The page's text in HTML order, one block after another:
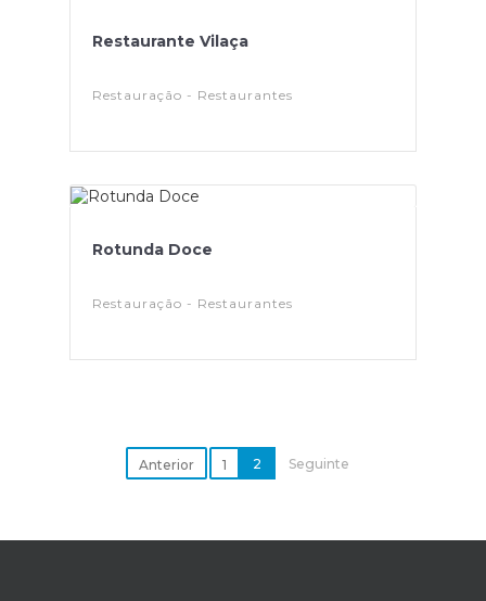
Restaurante Vilaça
Restauração - Restaurantes
Rotunda Doce
Restauração - Restaurantes
Anterior 1 2 Seguinte